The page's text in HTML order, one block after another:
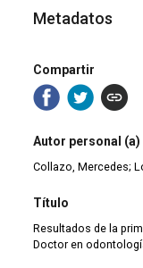
Metadatos
Compartir
Autor personal (a)
Collazo, Mercedes;
Título
Resultados de la
Doctor en